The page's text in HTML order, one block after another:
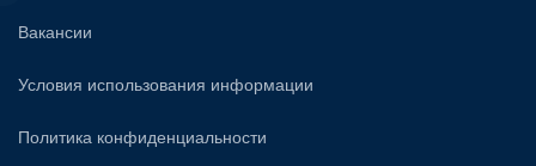
Вакансии
Условия использования информации
Политика конфиденциальности